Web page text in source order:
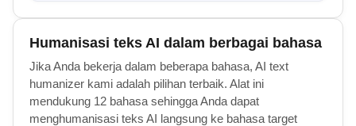
Humanisasi teks AI dalam berbagai bahasa
Jika Anda bekerja dalam beberapa bahasa, AI text
humanizer kami adalah pilihan terbaik. Alat ini
mendukung 12 bahasa sehingga Anda dapat
menghumanisasi teks AI langsung ke bahasa target